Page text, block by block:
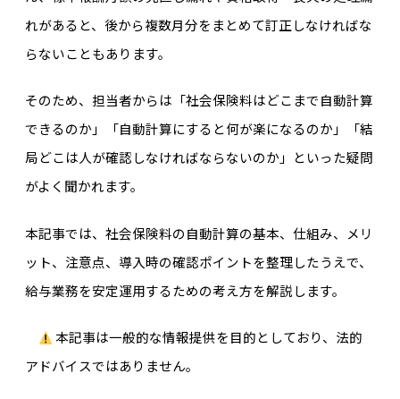
れがあると、後から複数月分をまとめて訂正しなければな
らないこともあります。
そのため、担当者からは「社会保険料はどこまで自動計算
できるのか」「自動計算にすると何が楽になるのか」「結
局どこは人が確認しなければならないのか」といった疑問
がよく聞かれます。
本記事では、社会保険料の自動計算の基本、仕組み、メリ
ット、注意点、導入時の確認ポイントを整理したうえで、
給与業務を安定運用するための考え方を解説します。
本記事は一般的な情報提供を目的としており、法的
アドバイスではありません。